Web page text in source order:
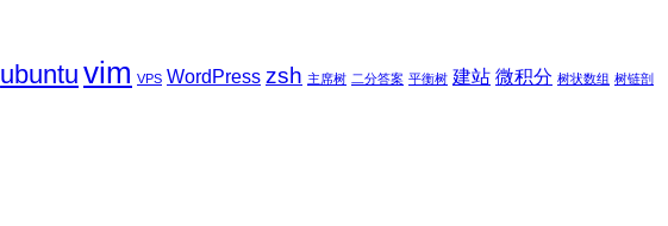
ubuntu vim VPS WordPress zsh 主席树 二分答案 平衡树 建站 微积分 树状数组 树链剖